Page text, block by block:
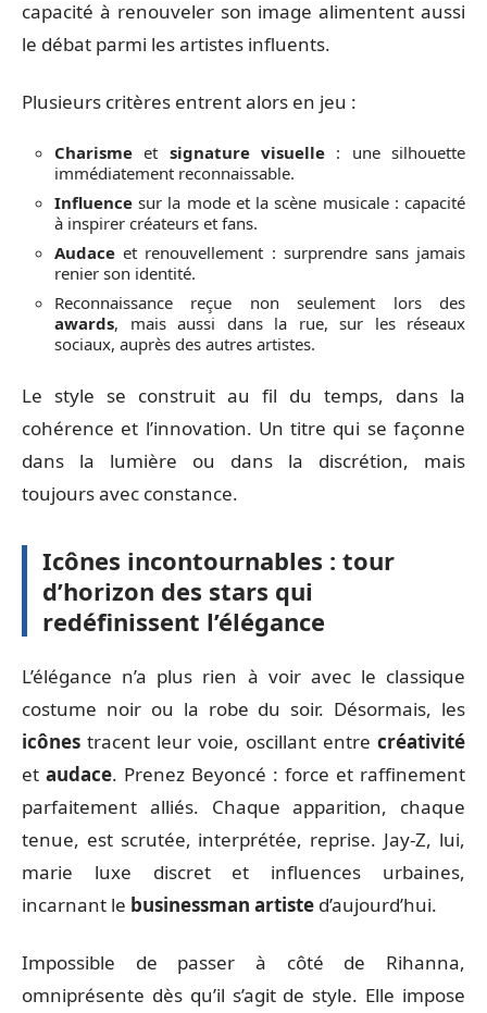
capacité à renouveler son image alimentent aussi
le débat parmi les artistes influents.
Plusieurs critères entrent alors en jeu :
Charisme et signature visuelle : une silhouette
immédiatement reconnaissable.
Influence sur la mode et la scène musicale : capacité
à inspirer créateurs et fans.
Audace et renouvellement : surprendre sans jamais
renier son identité.
Reconnaissance reçue non seulement lors des
awards, mais aussi dans la rue, sur les réseaux
sociaux, auprès des autres artistes.
Le style se construit au fil du temps, dans la
cohérence et l’innovation. Un titre qui se façonne
dans la lumière ou dans la discrétion, mais
toujours avec constance.
Icônes incontournables : tour
d’horizon des stars qui
redéfinissent l’élégance
L’élégance n’a plus rien à voir avec le classique
costume noir ou la robe du soir. Désormais, les
icônes tracent leur voie, oscillant entre créativité
et audace. Prenez Beyoncé : force et raffinement
parfaitement alliés. Chaque apparition, chaque
tenue, est scrutée, interprétée, reprise. Jay-Z, lui,
marie luxe discret et influences urbaines,
incarnant le businessman artiste d’aujourd’hui.
Impossible de passer à côté de Rihanna,
omniprésente dès qu’il s’agit de style. Elle impose